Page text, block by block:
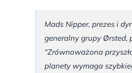
Mads Nipper, prezes i
generalny grupy Ørsted,
“Zrównoważona
planety wymaga